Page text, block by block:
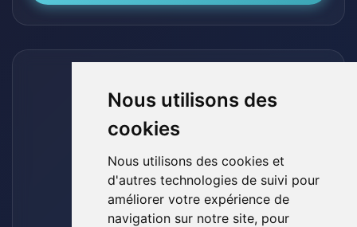
Nous utilisons des
cookies
Nous utilisons des cookies et
d'autres technologies de suivi pour
améliorer votre expérience de
navigation sur notre site, pour
Titan